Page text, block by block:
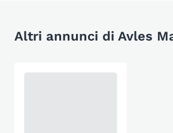
Altri annunci di Avles